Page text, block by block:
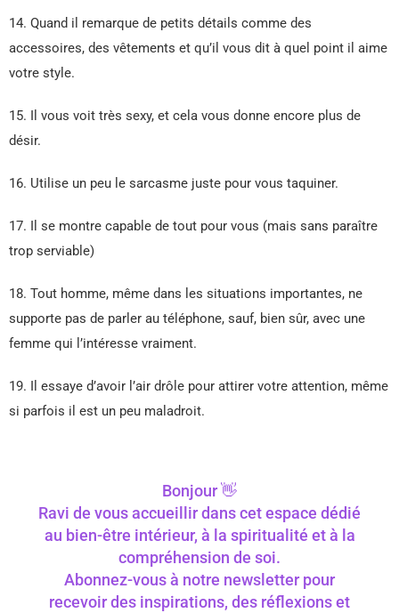
14. Quand il remarque de petits détails comme des
accessoires, des vêtements et qu’il vous dit à quel point il aime
votre style.
15. Il vous voit très sexy, et cela vous donne encore plus de
désir.
16. Utilise un peu le sarcasme juste pour vous taquiner.
17. Il se montre capable de tout pour vous (mais sans paraître
trop serviable)
18. Tout homme, même dans les situations importantes, ne
supporte pas de parler au téléphone, sauf, bien sûr, avec une
femme qui l’intéresse vraiment.
19. Il essaye d’avoir l’air drôle pour attirer votre attention, même
si parfois il est un peu maladroit.
Bonjour 👋
Ravi de vous accueillir dans cet espace dédié
au bien-être intérieur, à la spiritualité et à la
compréhension de soi.
Abonnez-vous à notre newsletter pour
recevoir des inspirations, des réflexions et